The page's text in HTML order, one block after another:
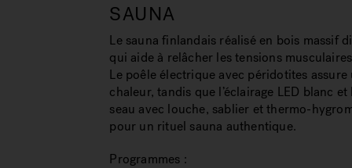
SAUNA
Le sauna finlandais réalisé en bois massif
qui aide à relâcher les tensions
Le poêle électrique avec péridotites
chaleur, tandis que l’éclairage LED blanc
seau avec louche, sablier et thermo-
pour un rituel sauna authentique.
Programmes :